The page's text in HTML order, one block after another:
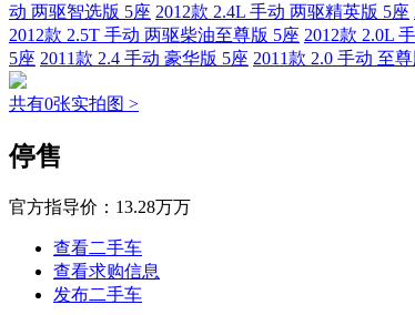
动 两驱智选版 5座 2012款 2.4L 手动 两驱精英版 5座
2012款 2.5T 手动 两驱柴油至尊版 5座 2012款 2.0L
5座 2011款 2.4 手动 豪华版 5座 2011款 2.0 手动 至
共有0张实拍图 >
停售
官方指导价： 13.28万万
查看二手车
查看求购信息
发布二手车